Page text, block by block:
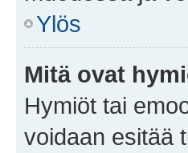
Ylös
Mitä ovat
Hymiöt tai
voidaan esitää